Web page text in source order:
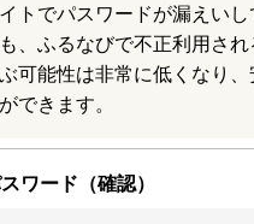
トでパスワードが漏えいし
、ふるなびで不正利用さ
可能性は非常に低くなり
できます。
ワード（確認）